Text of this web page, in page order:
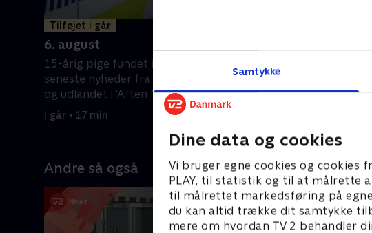
Samtykke
Dine data og cookies
Vi bruger egne cookies og cookies
PLAY, til statistik og til at målrette
til målrettet markedsføring på
du kan altid trække dit samtykke
mere om hvordan TV 2 behandler
Tilføjet i går
6. august
15-årig pige fundet i Ungarn. Få
seneste nyheder fra både Danmark
og udlandet i 'Aften News'.
I går • 17 min
Et kæmpe stykke af
formentlig styrtet
har skabt et nyt
nyheder fra både
Andre så også